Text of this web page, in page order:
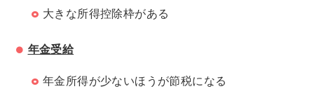
大きな所得控除枠がある
年金受給
年金所得が少ないほうが節税になる